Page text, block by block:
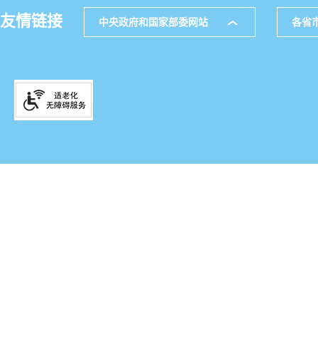
友情链接 中央政府和国家部委网站 各省